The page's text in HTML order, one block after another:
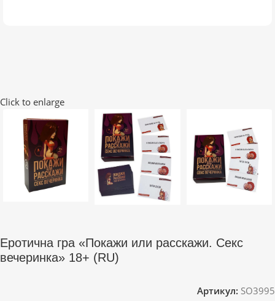
Click to enlarge
Еротична гра «Покажи или расскажи. Секс
вечеринка» 18+ (RU)
Артикул: SO3995